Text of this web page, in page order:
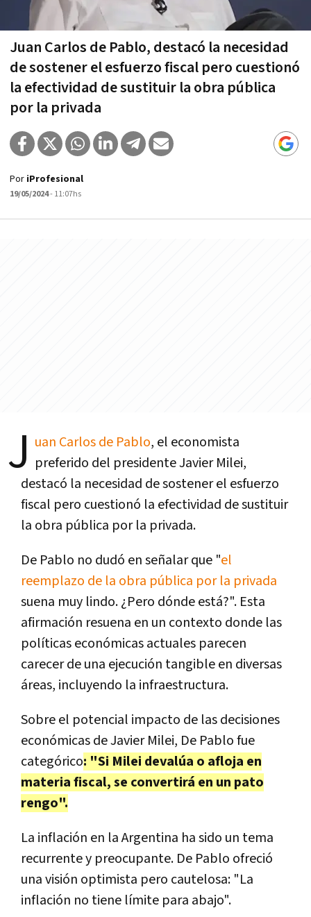
Juan Carlos de Pablo, destacó la necesidad
de sostener el esfuerzo fiscal pero cuestionó
la efectividad de sustituir la obra pública
por la privada
Por iProfesional
19/05/2024- 11:07hs
J uan Carlos de Pablo, el economista
preferido del presidente Javier Milei,
destacó la necesidad de sostener el esfuerzo
fiscal pero cuestionó la efectividad de sustituir
la obra pública por la privada.
De Pablo no dudó en señalar que "el
reemplazo de la obra pública por la privada
suena muy lindo. ¿Pero dónde está?". Esta
afirmación resuena en un contexto donde las
políticas económicas actuales parecen
carecer de una ejecución tangible en diversas
áreas, incluyendo la infraestructura.
Sobre el potencial impacto de las decisiones
económicas de Javier Milei, De Pablo fue
categórico: "Si Milei devalúa o afloja en
materia fiscal, se convertirá en un pato
rengo".
La inflación en la Argentina ha sido un tema
recurrente y preocupante. De Pablo ofreció
una visión optimista pero cautelosa: "La
inflación no tiene límite para abajo".